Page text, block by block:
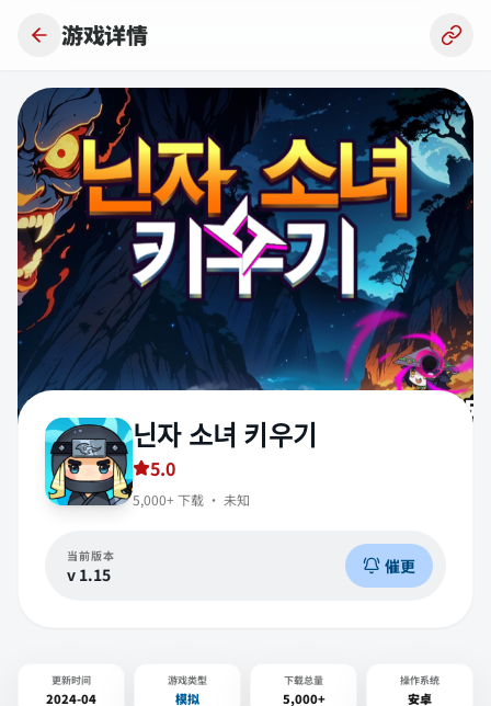
游戏详情
닌자 소녀 키우기
5.0
5,000+ 下载 · 未知
当前版本
v 1.15 催更
更新时间
2024-04
游戏类型
模拟
下载总量
5,000+
操作系统
安卓